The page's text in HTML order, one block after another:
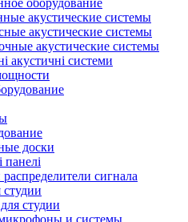
оборудование
акустические системы
акустические системы
акустические системы
акустичні системи
доски
панелі
сигнала
студии
и системы